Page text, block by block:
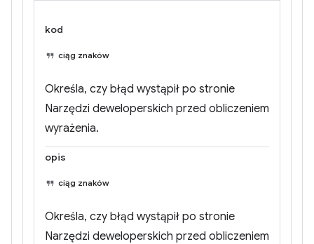
kod
ciąg znaków
Określa, czy błąd wystąpił po stronie
Narzędzi deweloperskich przed obliczeniem
wyrażenia.
opis
ciąg znaków
Określa, czy błąd wystąpił po stronie
Narzędzi deweloperskich przed obliczeniem